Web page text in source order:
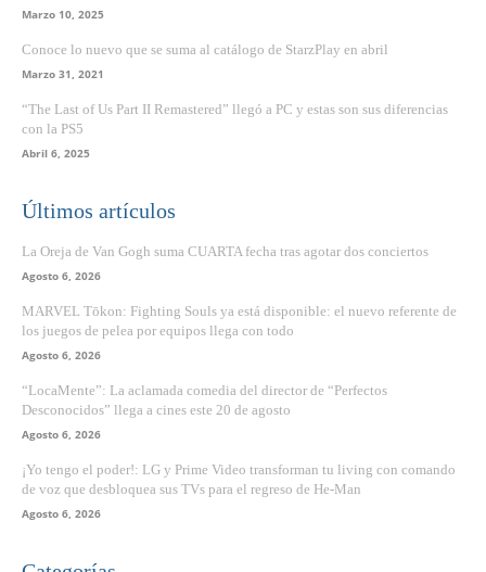
Marzo 10, 2025
Conoce lo nuevo que se suma al catálogo de StarzPlay en abril
Marzo 31, 2021
“The Last of Us Part II Remastered” llegó a PC y estas son sus diferencias
con la PS5
Abril 6, 2025
Últimos artículos
La Oreja de Van Gogh suma CUARTA fecha tras agotar dos conciertos
Agosto 6, 2026
MARVEL Tōkon: Fighting Souls ya está disponible: el nuevo referente de
los juegos de pelea por equipos llega con todo
Agosto 6, 2026
“LocaMente”: La aclamada comedia del director de “Perfectos
Desconocidos” llega a cines este 20 de agosto
Agosto 6, 2026
¡Yo tengo el poder!: LG y Prime Video transforman tu living con comando
de voz que desbloquea sus TVs para el regreso de He-Man
Agosto 6, 2026